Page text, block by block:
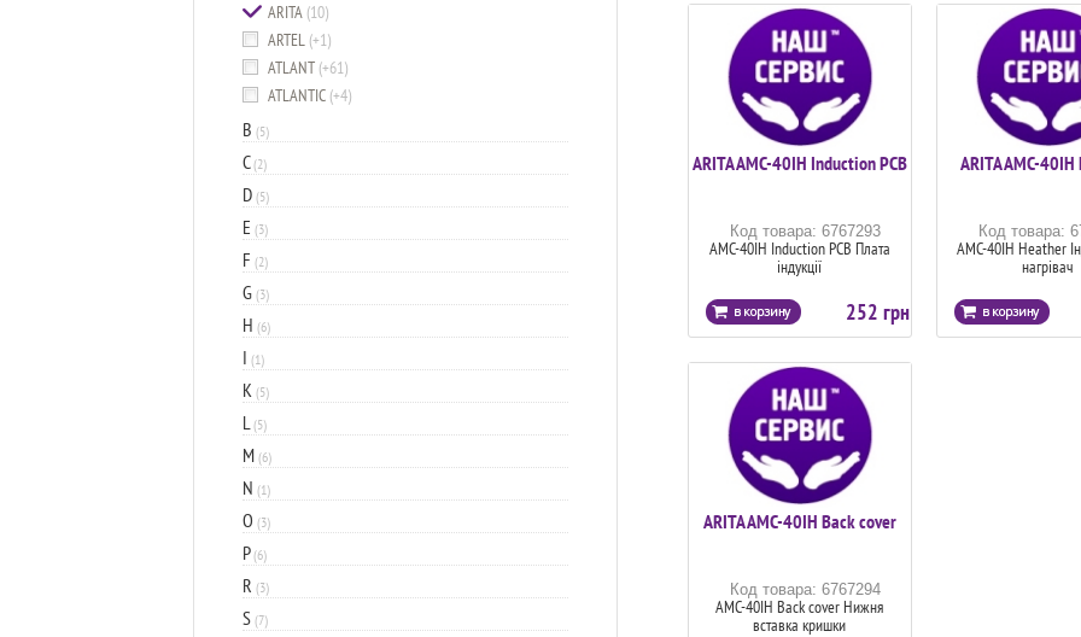
ARITA AMC-40IH Induction PCB
Код товара: 6767293
AMC-40IH Induction PCB Плата
індукції
252 грн
ARITA AMC-
Код товара:
AMC-40IH Heather
нагрівач
ARITA AMC-40IH Back cover
Код товара: 6767294
AMC-40IH Back cover Нижня
вставка кришки
ARITA (10)
ARTEL (+1)
ATLANT (+61)
ATLANTIC (+4)
B (5)
C(2)
D (5)
E (3)
F (2)
G (3)
H (6)
I (1)
K (5)
L(5)
M (6)
N (1)
O (3)
P(6)
R (3)
S (7)